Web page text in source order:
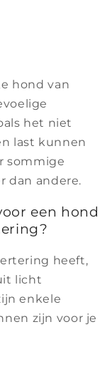
hond van
het niet
last kunnen
sommige
dan andere.
een hond
heeft,
licht
enkele
zijn voor je